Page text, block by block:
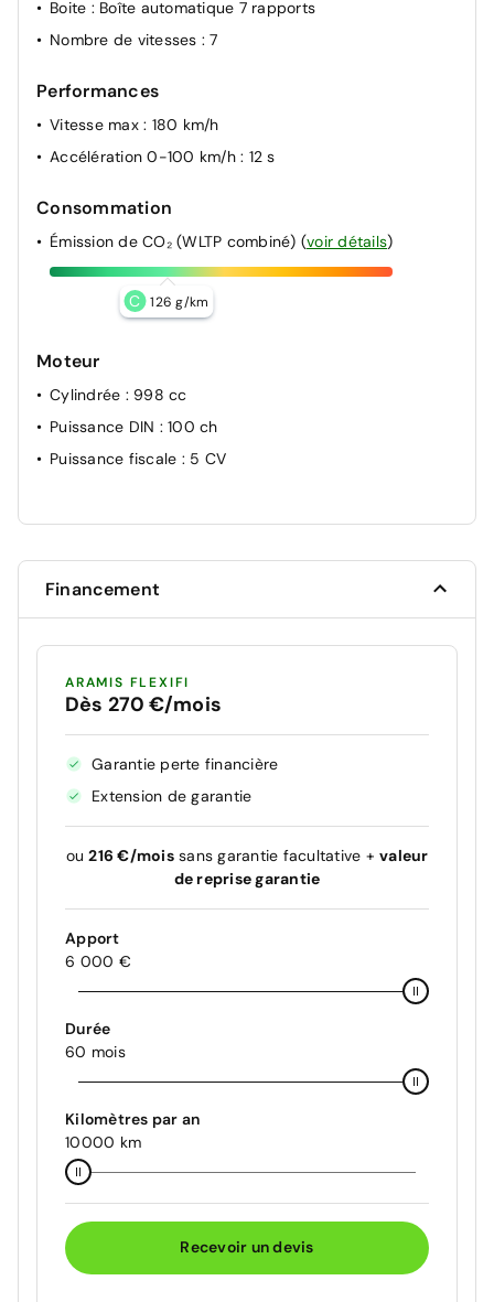
Boite : Boîte automatique 7 rapports
Nombre de vitesses : 7
Performances
Vitesse max : 180 km/h
Accélération 0-100 km/h : 12 s
Consommation
Émission de CO₂ (WLTP combiné) (voir détails)
C 126 g/km
Moteur
Cylindrée : 998 cc
Puissance DIN : 100 ch
Puissance fiscale : 5 CV
Financement
ARAMIS FLEXIFI
Dès 270 €/mois
Garantie perte financière
Extension de garantie
ou216 €/moissans garantie facultative + valeur
de reprise garantie
Apport
6 000 €
Durée
60 mois
Kilomètres par an
10000 km
Recevoir un devis